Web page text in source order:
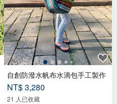
自創防潑水帆布水滴包手工製作
NT$ 3,280
21 人已收藏